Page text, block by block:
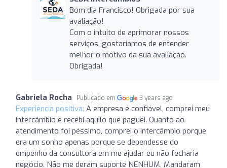
Bom dia Francisco! Obrigada por sua
avaliação!
Com o intuito de aprimorar nossos
serviços, gostaríamos de entender
melhor o motivo da sua avaliação.
Obrigada!
Gabriela Rocha Publicado em 3 years ago
Experiência positiva: A empresa é confiável, comprei meu
intercâmbio e recebi aquilo que paguei. Quanto ao
atendimento foi péssimo, comprei o intercâmbio porque
era um sonho apenas porque se dependesse do
empenho da consultora em me ajudar eu não fecharia
negócio. Não me deram suporte NENHUM. Mandaram